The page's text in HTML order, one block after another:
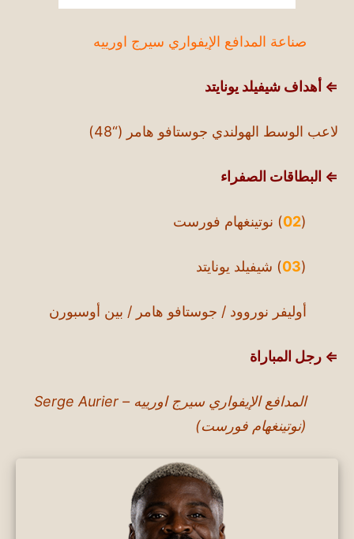
صناعة المدافع الإيفواري سيرج اورييه
⇐ أهداف شيفيلد يونايتد
لاعب الوسط الهولندي جوستافو هامر (“48)
⇐ البطاقات الصفراء
(
02) نوتينغهام فورست
(
03) شيفيلد يونايتد
أوليفر نوروود / جوستافو هامر / بين أوسبورن
⇐ رجل المباراة
المدافع الإيفواري سيرج اورييه – Serge Aurier
(نوتينغهام فورست)